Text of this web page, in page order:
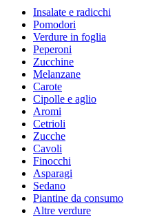
Insalate e radicchi
Pomodori
Verdure in foglia
Peperoni
Zucchine
Melanzane
Carote
Cipolle e aglio
Aromi
Cetrioli
Zucche
Cavoli
Finocchi
Asparagi
Sedano
Piantine da consumo
Altre verdure